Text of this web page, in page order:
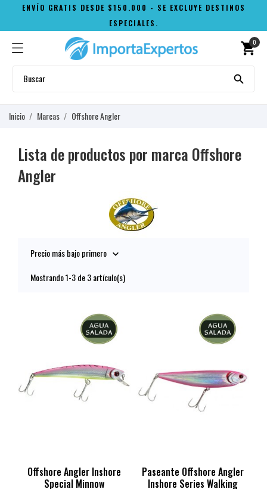
ENVÍO GRATIS DESDE $150.000 - SE EXCLUYE DESTINOS
ESPECIALES.
shopping_cart
0

Inicio Marcas Offshore Angler
Lista de productos por marca Offshore
Angler
Precio más bajo primero 
Mostrando 1-3 de 3 artículo(s)
Offshore Angler Inshore
Special Minnow
Paseante Offshore Angler
Inshore Series Walking